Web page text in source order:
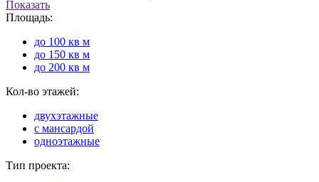
Показать
Площадь:
до 100 кв м
до 150 кв м
до 200 кв м
Кол-во этажей:
двухэтажные
с мансардой
одноэтажные
Тип проекта: